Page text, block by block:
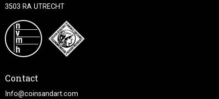
3503 RA UTRECHT
Contact
Info@coinsandart.com